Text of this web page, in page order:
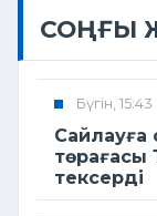
СОҢҒЫ
Бүгін, 15:43
Сайлауға
төрағасы
тексерді